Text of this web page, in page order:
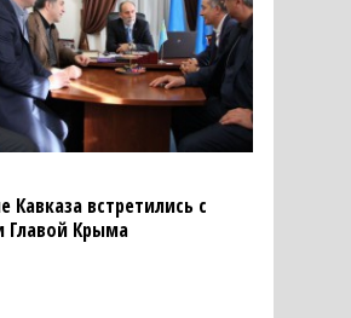
Кавказа встретились с
Крыма